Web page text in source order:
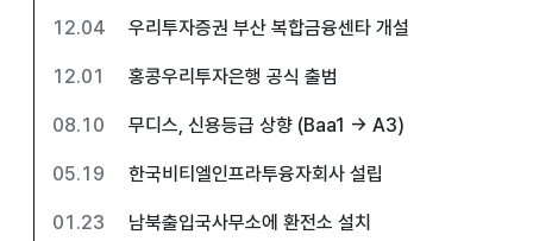
12.04 우리투자증권 부산 복합금융센타 개설
12.01 홍콩우리투자은행 공식 출범
08.10 무디스, 신용등급 상향 (Baa1 → A3)
05.19 한국비티엘인프라투융자회사 설립
01.23 남북출입국사무소에 환전소 설치